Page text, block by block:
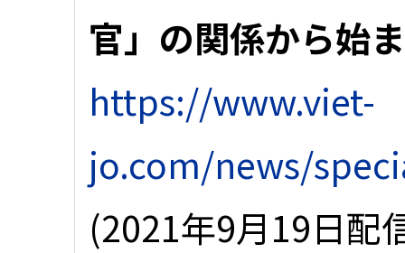
官」の関係から始
https://www.viet-
jo.com/news/
(2021年9月19日配